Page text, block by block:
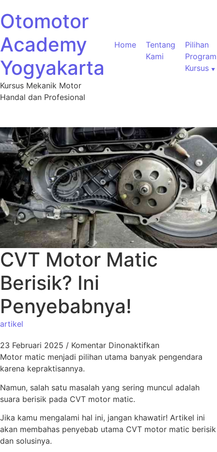
Otomotor
Academy
Yogyakarta
Kursus Mekanik Motor
Handal dan Profesional
Home
Tentang
Kami
Pilihan
Program
Kursus
CVT Motor Matic
Berisik? Ini
Penyebabnya!
artikel
23 Februari 2025 / Komentar Dinonaktifkan
Motor matic menjadi pilihan utama banyak pengendara
karena kepraktisannya.
Namun, salah satu masalah yang sering muncul adalah
suara berisik pada CVT motor matic.
Jika kamu mengalami hal ini, jangan khawatir! Artikel ini
akan membahas penyebab utama CVT motor matic berisik
dan solusinya.